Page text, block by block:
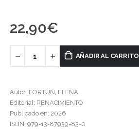
22,90€
AÑADIR AL CARRITO
Autor: FORTÚN, ELENA
Editorial: RENACIMIENTO
Publicado en: 2026
ISBN: 979-13-87939-83-0